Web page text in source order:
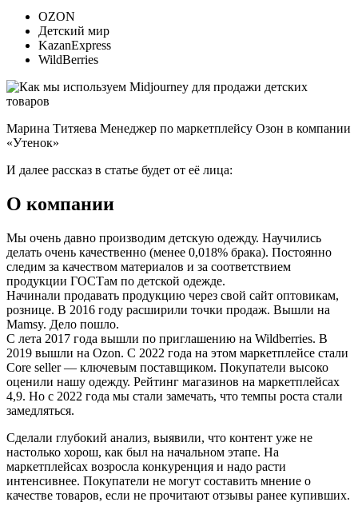
OZON
Детский мир
KazanExpress
WildBerries
Марина Титяева Менеджер по маркетплейсу Озон в компании
«Утенок»
И далее рассказ в статье будет от её лица:
О компании
Мы очень давно производим детскую одежду. Научились
делать очень качественно (менее 0,018% брака). Постоянно
следим за качеством материалов и за соответствием
продукции ГОСТам по детской одежде.
Начинали продавать продукцию через свой сайт оптовикам,
рознице. В 2016 году расширили точки продаж. Вышли на
Mamsy. Дело пошло.
С лета 2017 года вышли по приглашению на Wildberries. В
2019 вышли на Ozon. С 2022 года на этом маркетплейсе стали
Core seller — ключевым поставщиком. Покупатели высоко
оценили нашу одежду. Рейтинг магазинов на маркетплейсах
4,9. Но с 2022 года мы стали замечать, что темпы роста стали
замедляться.
Сделали глубокий анализ, выявили, что контент уже не
настолько хорош, как был на начальном этапе. На
маркетплейсах возросла конкуренция и надо расти
интенсивнее. Покупатели не могут составить мнение о
качестве товаров, если не прочитают отзывы ранее купивших.